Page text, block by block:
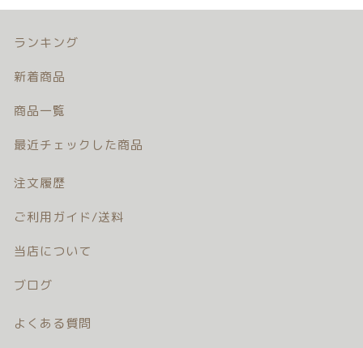
ランキング
新着商品
商品一覧
最近チェックした商品
注文履歴
ご利用ガイド/送料
当店について
ブログ
よくある質問
最近チェックした商品
注文履歴
ブログ
よくある質問
プライバシーポリシー
特定商取引法に基づく表記